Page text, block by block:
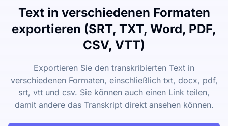
Text in verschiedenen Formaten
exportieren (SRT, TXT, Word, PDF,
CSV, VTT)
Exportieren Sie den transkribierten Text in
verschiedenen Formaten, einschließlich txt, docx, pdf,
srt, vtt und csv. Sie können auch einen Link teilen,
damit andere das Transkript direkt ansehen können.